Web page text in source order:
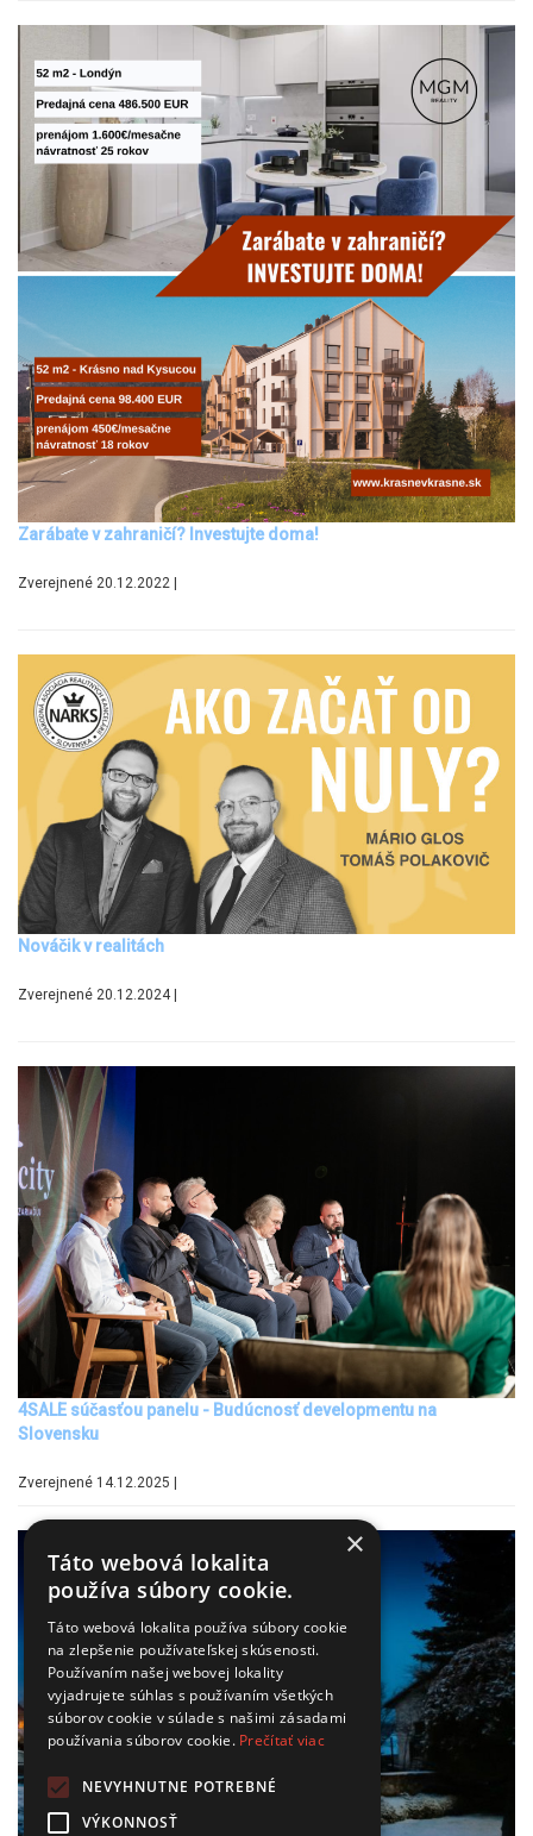
Zarábate v zahraničí? Investujte doma!
Zverejnené 20.12.2022 |
Nováčik v realitách
Zverejnené 20.12.2024 |
4SALE súčasťou panelu - Budúcnosť developmentu na
Slovensku
Zverejnené 14.12.2025 |
×
Táto webová lokalita
používa súbory cookie.
Táto webová lokalita používa súbory cookie
na zlepšenie používateľskej skúsenosti.
Používaním našej webovej lokality
vyjadrujete súhlas s používaním všetkých
súborov cookie v súlade s našimi zásadami
používania súborov cookie. Prečítať viac
NEVYHNUTNE POTREBNÉ
VÝKONNOSŤ